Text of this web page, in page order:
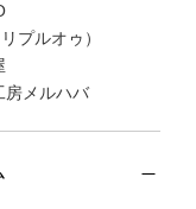
プルオゥ）
房メルハバ